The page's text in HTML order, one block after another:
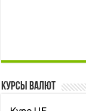
Курсы валют